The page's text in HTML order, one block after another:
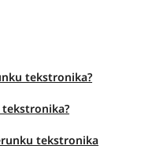
tekstronika?
tekstronika